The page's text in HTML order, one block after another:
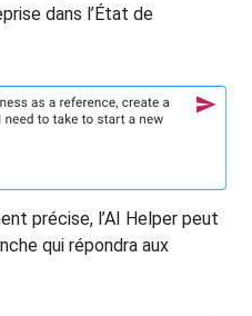
dans l’État de
précise, l’AI Helper peut
qui répondra aux